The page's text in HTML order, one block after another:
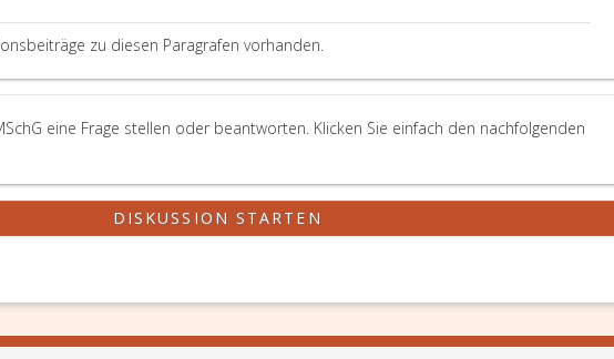
zu diesen Paragrafen vorhanden.
eine Frage stellen oder beantworten. Klicken Sie einfach den nachfolgenden
DISKUSSION STARTEN